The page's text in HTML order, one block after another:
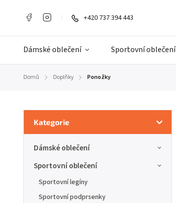
+420 737 394 443
Dámské oblečení Sportovní oblečení
Domů / Doplňky / Ponožky
Kategorie
Dámské oblečení
Sportovní oblečení
Sportovní legíny
Sportovní podprsenky